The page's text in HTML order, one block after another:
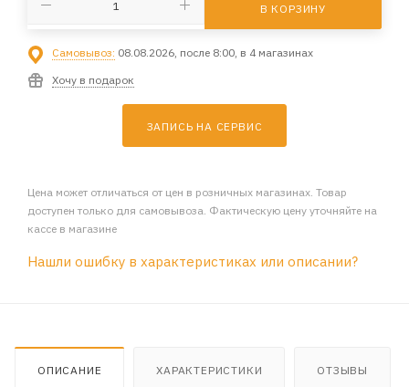
В КОРЗИНУ
Самовывоз: 08.08.2026, после 8:00, в 4 магазинах
Хочу в подарок
ЗАПИСЬ НА СЕРВИС
Цена может отличаться от цен в розничных магазинах. Товар
доступен только для самовывоза. Фактическую цену уточняйте на
кассе в магазине
Нашли ошибку в характеристиках или описании?
ОПИСАНИЕ ХАРАКТЕРИСТИКИ ОТЗЫВЫ